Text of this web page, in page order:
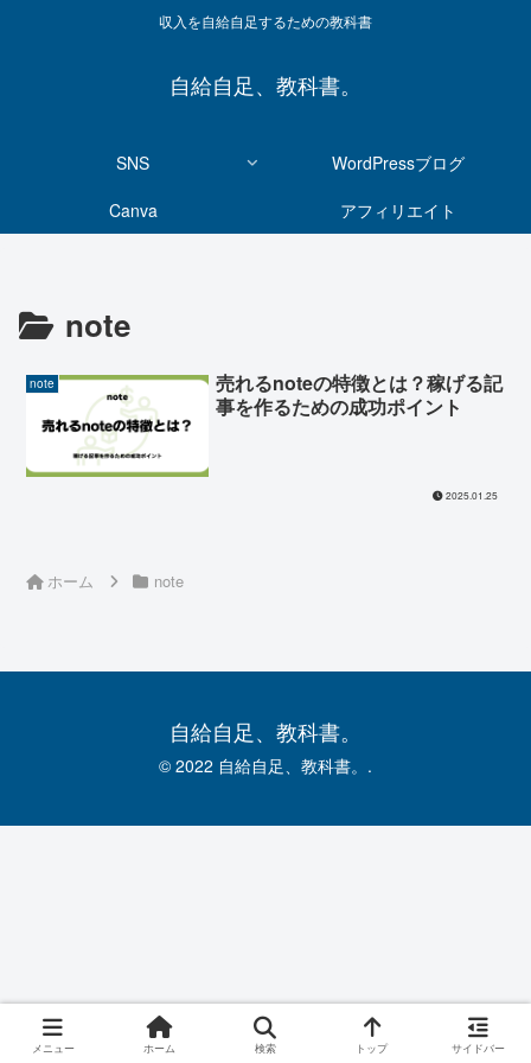
収入を自給自足するための教科書
自給自足、教科書。
SNS
WordPressブログ
Canva
アフィリエイト
note
note
売れるnoteの特徴とは？稼げる記
事を作るための成功ポイント
2025.01.25
ホーム note
自給自足、教科書。
© 2022 自給自足、教科書。.
メニュー ホーム 検索 トップ サイドバー